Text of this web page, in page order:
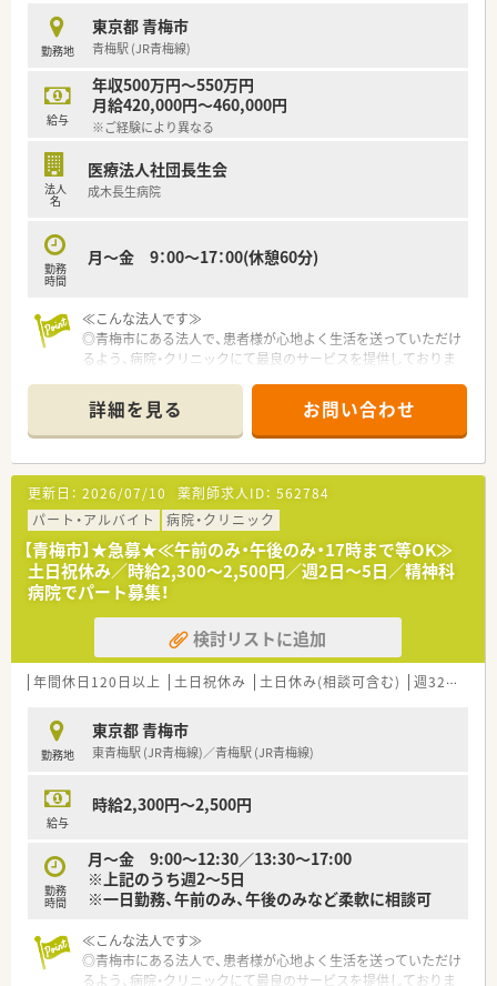
勤務地
東京都 青梅市
青梅駅 (JR青梅線)
給与
年収500万円～550万円
月給420,000円～460,000円
※ご経験により異なる
法人
名
医療法人社団長生会
成木長生病院
勤務
時間
月～金 9：00～17：00(休憩60分)
≪こんな法人です≫
◎青梅市にある法人で、患者様が心地よく生活を送っていただけ
るよう、病院・クリニックにて最良のサービスを提供しておりま
◎患者様やご家族の方が安心していただけるよう、病院一体とな
ったチーム医療を提供できる病院づくりを行っております。
≪病院特徴≫
◎希少な土日祝日休みの求人です！
◎年間休日も120日と、お仕事とプライベートを両立させること
ができます。
◎調剤・監査業務の他、病棟業務やDI業務、各種委員会活動にも
参加することができます。
◎残業も少ないため、メリハリをつけて働くことができます！
◎1食250円の食事補助あり！
詳細を見る お問い合わせ
更新日： 2026/07/10 薬剤師求人ID： 562784
パート・アルバイト
病院・クリニック
【青梅市】★急募★≪午前のみ・午後のみ・17時まで等OK≫
土日祝休み／時給2,300～2,500円／週2日～5日／精神科
病院でパート募集！
検討リストに追加
年間休日120日以上 土日祝休み 土日休み(相談可含む) 週32h以上
勤務地
東京都 青梅市
東青梅駅 (JR青梅線)／青梅駅 (JR青梅線)
給与
時給2,300円～2,500円
勤務
時間
月～金 9:00～12:30／13:30～17:00
※上記のうち週2～5日
※一日勤務、午前のみ、午後のみなど柔軟に相談可
≪こんな法人です≫
◎青梅市にある法人で、患者様が心地よく生活を送っていただけ
るよう、病院・クリニックにて最良のサービスを提供しておりま